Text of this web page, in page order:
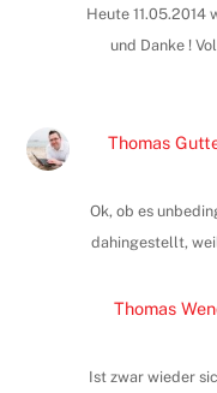
Heute 11.05.2014
und Danke !
Thomas
Ok, ob es
dahingestellt,
Thomas
Ist zwar wieder